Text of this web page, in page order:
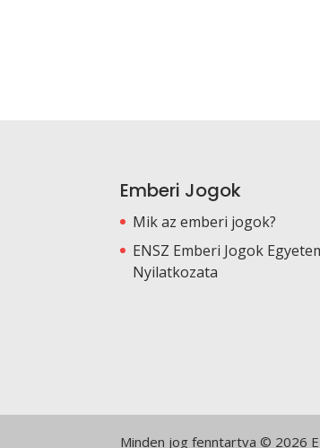
Emberi Jogok
Mik az emberi jogok?
ENSZ Emberi Jogok
Nyilatkozata
Minden jog fenntartva © 2026